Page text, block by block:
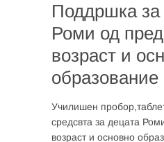
Поддршка за
Роми од
возраст и
образование
Училишен
средсвта за децата
возраст и основно